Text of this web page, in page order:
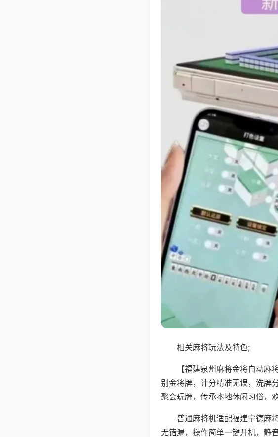
相关麻将玩法及特色;
【福建泉州麻将金将自动
别金将牌，计分精准无误，洗牌
聚会玩牌，传承本地休闲习俗，欢
普通麻将机适配福建宁德麻
无错漏，操作简单一键开机，静